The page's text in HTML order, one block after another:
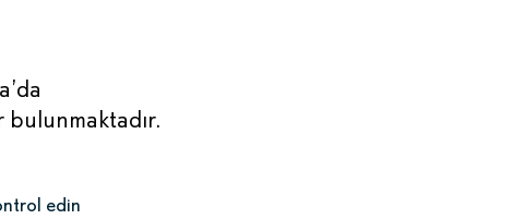
edin